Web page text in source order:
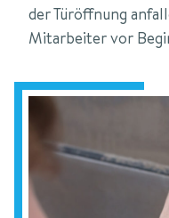
der Türöffnung
Mitarbeiter vor